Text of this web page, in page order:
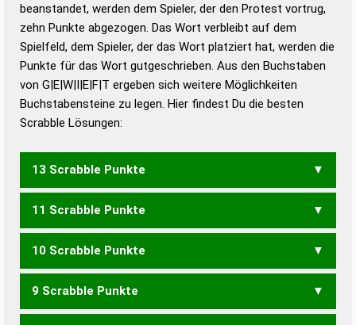
Duden – Standardwerk in 12 Bänden
Duden – Richtiges und gutes
Deutsch
Duden – Die deutsche Grammatik
Duden – Deutsches
beanstandet, werden dem Spieler, der den Protest vortrug,
zehn Punkte abgezogen. Das Wort verbleibt auf dem
Spielfeld, dem Spieler, der das Wort platziert hat, werden die
Punkte für das Wort gutgeschrieben. Aus den Buchstaben
von G|E|W|I|E|F|T ergeben sich weitere Möglichkeiten
Buchstabensteine zu legen. Hier findest Du die besten
Scrabble Lösungen:
13 Scrabble Punkte
GEWEIFT
11 Scrabble Punkte
WEIFET WEIFTE
10 Scrabble Punkte
WEFTE WEIFE WEIFT
9 Scrabble Punkte